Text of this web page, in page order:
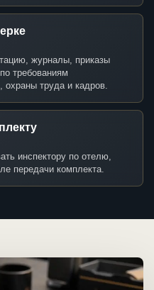
журналы, приказы
требованиям
охраны труда и кадров.
инспектору по отелю,
передачи комплекта.